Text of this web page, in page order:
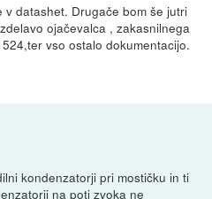
datashet. Drugače bom še jutri
ojačevalca , zakasnilnega
vso ostalo dokumentacijo.
kondenzatorji pri mostičku in ti
na poti zvoka ne